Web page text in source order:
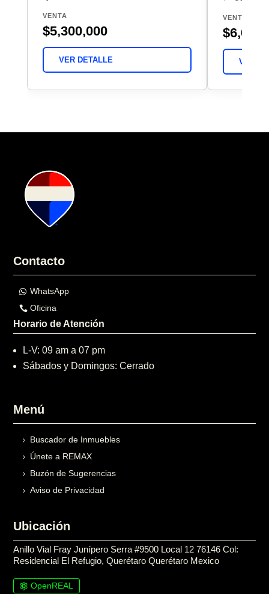
VENTA
$5,300,000
VER DETALLE
VENTA
VER
Contacto
WhatsApp
Oficina
Horario de Atención
L-V: 09 am a 07 pm
Sábados y Domingos: Cerrado
Menú
Buscador de Inmuebles
Únete a REMAX
Buzón de Sugerencias
Aviso de Privacidad
Ubicación
Anillo Vial Fray Junípero Serra #9500 Local 12 76146 Col:
Residencial El Refugio, Querétaro Querétaro Mexico
OpenREAL